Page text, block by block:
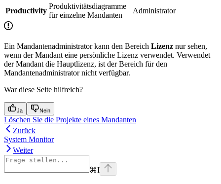
Productivity
Produktivitätsdiagramme
für einzelne Mandanten
Administrator
Ein Mandantenadministrator kann den Bereich Lizenz nur sehen,
wenn der Mandant eine persönliche Lizenz verwendet. Verwendet
der Mandant die Hauptlizenz, ist der Bereich für den
Mandantenadministrator nicht verfügbar.
War diese Seite hilfreich?
Ja Nein
Löschen Sie die Projekte eines Mandanten
Zurück
System Monitor
Weiter
⌘I